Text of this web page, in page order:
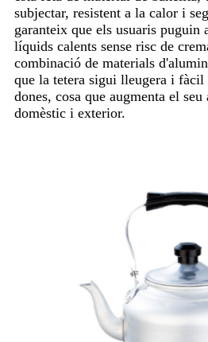
subjectar, resistent a la calor i
garanteix que els usuaris puguin
líquids calents sense risc de
combinació de materials
que la tetera sigui lleugera i fàcil
dones, cosa que augmenta el
domèstic i exterior.